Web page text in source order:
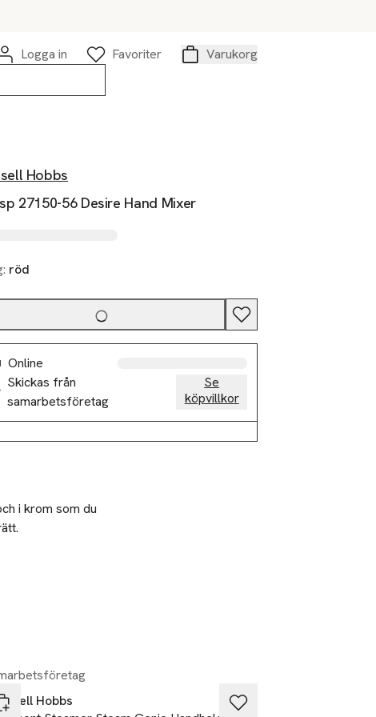
Logga in
Favoriter
Varukorg
Hobbs
27150-56 Desire Hand Mixer
röd
Online
Skickas från
samarbetsföretag
Se
köpvillkor
i krom som du
Hobbs